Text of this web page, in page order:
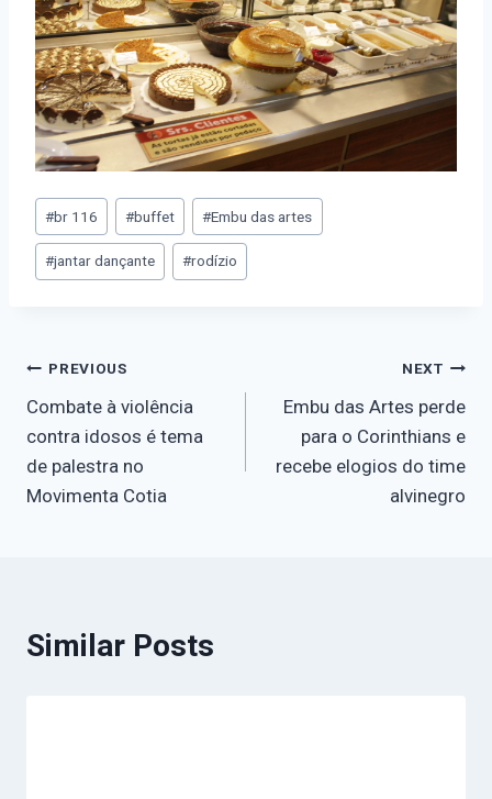
#br 116 #buffet #Embu das artes
#jantar dançante #rodízio
PREVIOUS
Combate à violência
contra idosos é tema
de palestra no
Movimenta Cotia
NEXT
Embu das Artes perde
para o Corinthians e
recebe elogios do time
alvinegro
Similar Posts